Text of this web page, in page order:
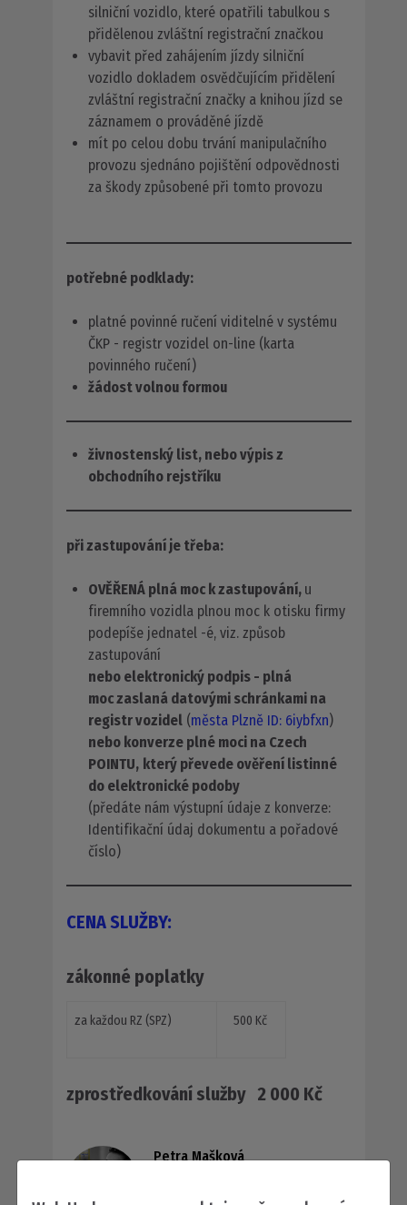
silniční vozidlo, které opatřili tabulkou s
přidělenou zvláštní registrační značkou
vybavit před zahájením jízdy silniční
vozidlo dokladem osvědčujícím přidělení
zvláštní registrační značky a knihou jízd se
záznamem o prováděné jízdě
mít po celou dobu trvání manipulačního
provozu sjednáno pojištění odpovědnosti
za škody způsobené při tomto provozu
potřebné podklady:
platné povinné ručení viditelné v systému
ČKP - registr vozidel on-line (karta
povinného ručení)
žádost volnou formou
živnostenský list, nebo výpis z
obchodního rejstříku
při zastupování je třeba:
OVĚŘENÁ plná moc k zastupování, u
firemního vozidla plnou moc k otisku firmy
podepíše jednatel -é, viz. způsob
zastupování
nebo elektronický podpis - plná
moczaslaná datovými schránkami na
registr vozidel (města Plzně ID: 6iybfxn)
nebo konverze plné moci na Czech
POINTU, který převede ověření listinné
do elektronické podoby
(předáte nám výstupní údaje z konverze:
Identifikační údaj dokumentu a pořadové
číslo)
CENA SLUŽBY:
zákonné poplatky
za každou RZ (SPZ) 500 Kč
zprostředkování služby 2 000 Kč
Petra Mašková